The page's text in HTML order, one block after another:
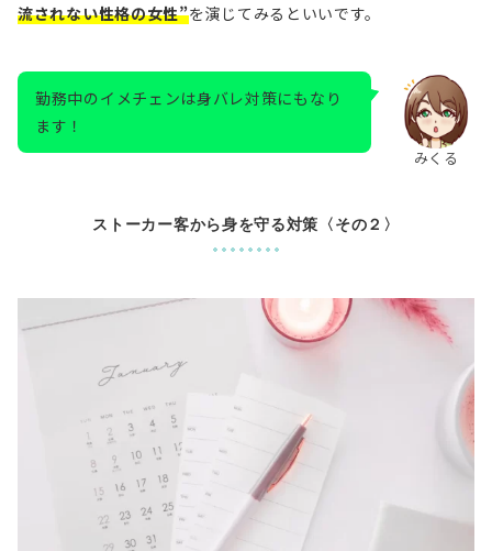
流されない性格の女性”を演じてみるといいです。
みくる
勤務中のイメチェンは身バレ対策にもなり
ます！
ストーカー客から身を守る対策〈その２〉